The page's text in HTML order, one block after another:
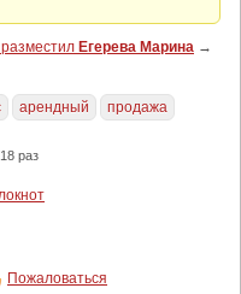
Егерева Марина →
арендный продажа
раз
Пожаловаться